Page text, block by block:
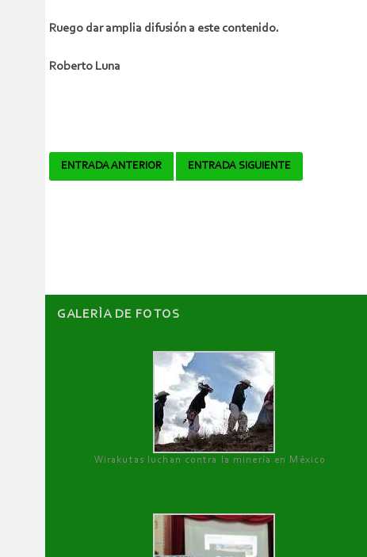
Ruego dar amplia difusión a este contenido.
Roberto Luna
Navegador
ENTRADA ANTERIOR ENTRADA SIGUIENTE
GALERÌA DE FOTOS
Wirakutas luchan contra la minería en México